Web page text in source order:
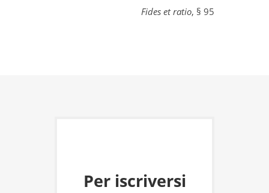
Fides et ratio, § 95
Per iscriversi